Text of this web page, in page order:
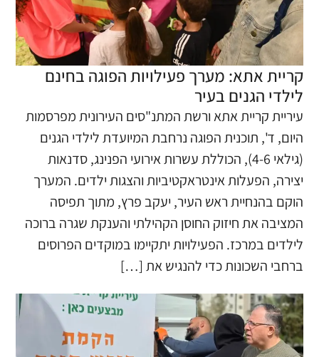
קריית אתא: מערך פעילויות הפוגה בחינם
לילדי הגנים בעיר
עיריית קריית אתא ורשת המתנ"סים העירונית מפרסמות
היום, ד', תוכנית הפוגה נרחבת המיועדת לילדי הגנים
(גילאי 4-6), הכוללת עשרות אירועי הפנינג, סדנאות
יצירה, הפעלות אינטראקטיביות והצגות ילדים. המערך
הוקם בהנחיית ראש העיר, יעקב פרץ, מתוך תפיסה
המציבה את חיזוק החוסן הקהילתי והענקת שגרה ברוכה
לילדים במרכז. הפעילויות יתקיימו במוקדים הפרוסים
ברחבי השכונות כדי להנגיש את […]